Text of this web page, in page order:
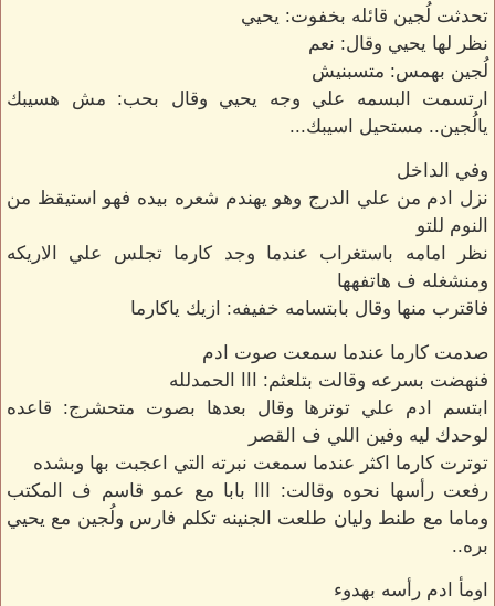
تحدثت لُجين قائله بخفوت: يحيي
نظر لها يحيي وقال: نعم
لُجين بهمس: متسبنيش
ارتسمت البسمه علي وجه يحيي وقال بحب: مش هسيبك
يالُجين.. مستحيل اسيبك...
وفي الداخل
نزل ادم من علي الدرج وهو يهندم شعره بيده فهو استيقظ من
النوم للتو
نظر امامه باستغراب عندما وجد كارما تجلس علي الاريكه
ومنشغله ف هاتفهها
فاقترب منها وقال بابتسامه خفيفه: ازيك ياكارما
صدمت كارما عندما سمعت صوت ادم
فنهضت بسرعه وقالت بتلعثم: ااا الحمدلله
ابتسم ادم علي توترها وقال بعدها بصوت متحشرج: قاعده
لوحدك ليه وفين اللي ف القصر
توترت كارما اكثر عندما سمعت نبرته التي اعجبت بها وبشده
رفعت رأسها نحوه وقالت: ااا بابا مع عمو قاسم ف المكتب
وماما مع طنط وليان طلعت الجنينه تكلم فارس ولُجين مع يحيي
بره..
اومأ ادم رأسه بهدوء